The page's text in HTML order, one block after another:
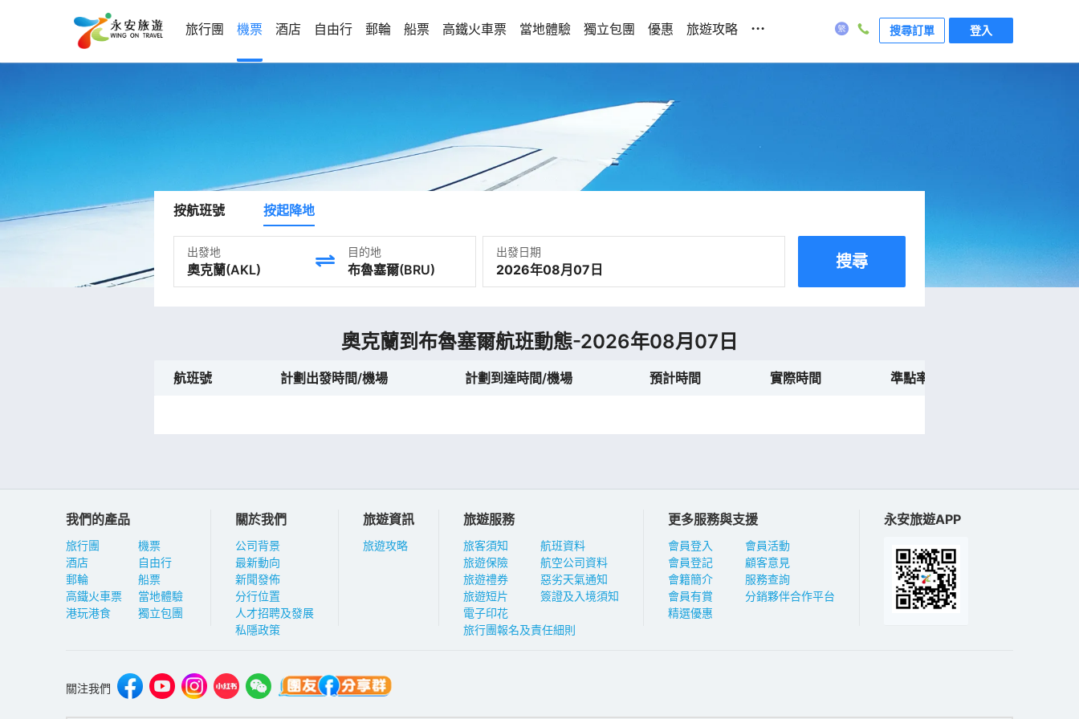
旅行團 機票 酒店 自由行 郵輪 船票 高鐵火車票 當地體驗 獨立包團 優惠 旅遊攻略 ... 搜尋訂單 登入
按航班號 按起降地
出發地 目的地 出發日期
2026年08月07日 搜尋
奧克蘭到布魯塞爾航班動態-2026年08月07日
航班號 計劃出發時間/機場 計劃到達時間/機場 預計時間 實際時間 準點率預測
我們的產品
旅行團
酒店
郵輪
高鐵火車票
港玩港食
機票
自由行
船票
當地體驗
獨立包團
關於我們
公司背景
最新動向
新聞發佈
分行位置
人才招聘及發展
私隱政策
旅遊資訊
旅遊攻略
旅遊服務
旅客須知
旅遊保險
旅遊禮券
旅遊短片
電子印花
航班資料
航空公司資料
惡劣天氣通知
簽證及入境須知
旅行團報名及責任細則
更多服務與支援
會員登入
會員登記
會籍簡介
會員有賞
精選優惠
會員活動
顧客意見
服務查詢
分銷夥伴合作平台
永安旅遊APP
關注我們